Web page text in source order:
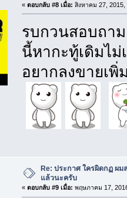
« ตอบกลับ #8 เมื่อ: สิงหาคม 27, 2015,
รบกวนสอบถา
นี้หากะทู้เดิมไม่
อยากลงขายเ
Re: ประกาศ ใครผิดกฏ ผ
แล้วนะครับ
« ตอบกลับ #9 เมื่อ: พฤษภาคม 17,